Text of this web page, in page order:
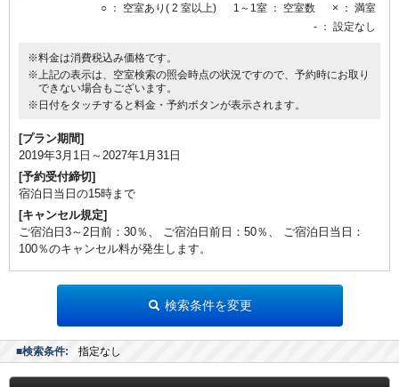
○ ： 空室あり( 2 室以上) 1～1室 ： 空室数 × ： 満室
- ： 設定なし
※料金は消費税込み価格です。
※上記の表示は、空室検索の照会時点の状況ですので、予約時にお取り
できない場合もございます。
※日付をタッチすると料金・予約ボタンが表示されます。
[プラン期間]
2019年3月1日～2027年1月31日
[予約受付締切]
宿泊日当日の15時まで
[キャンセル規定]
ご宿泊日3～2日前：30％、 ご宿泊日前日：50％、 ご宿泊日当日：
100％のキャンセル料が発生します。
検索条件を変更
■検索条件: 指定なし